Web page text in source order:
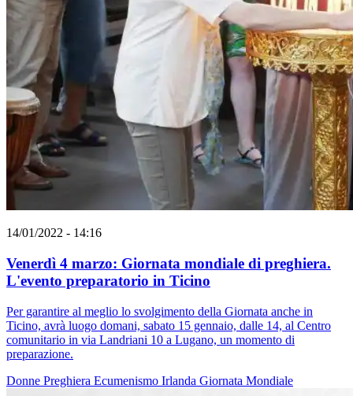
14/01/2022 - 14:16
Venerdì 4 marzo: Giornata mondiale di preghiera.
L'evento preparatorio in Ticino
Per garantire al meglio lo svolgimento della Giornata anche in
Ticino, avrà luogo domani, sabato 15 gennaio, dalle 14, al Centro
comunitario in via Landriani 10 a Lugano, un momento di
preparazione.
Donne Preghiera Ecumenismo Irlanda Giornata Mondiale